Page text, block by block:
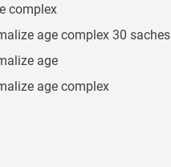
complex
age complex 30 saches
age
age complex